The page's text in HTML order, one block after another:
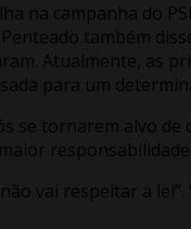
na campanha do
também
Atualmente, as
para um
tornarem alvo
responsabilidade
vai respeitar a